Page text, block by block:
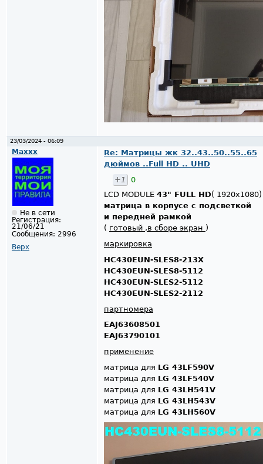
23/03/2024 - 06:09
Maxxx
Не в сети
Регистрация:
21/06/21
Сообщения: 2996
Верх
Re: Матрицы жк 32..43..50..55..65
дюймов ..Full HD .. UHD
+1
0
LCD MODULE 43" FULL HD( 1920x1080)
матрица в корпусе с подсветкой
и передней рамкой
( готовый ,в сборе экран )
маркировка
HC430EUN-SLES8-213X
HC430EUN-SLES8-5112
HC430EUN-SLES2-5112
HC430EUN-SLES2-2112
партномера
EAJ63608501
EAJ63790101
применение
матрица для LG 43LF590V
матрица для LG 43LF540V
матрица для LG 43LH541V
матрица для LG 43LH543V
матрица для LG 43LH560V